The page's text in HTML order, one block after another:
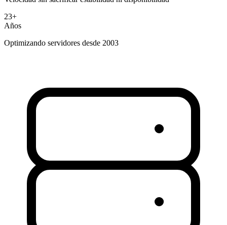
23+
Años
Optimizando servidores desde 2003